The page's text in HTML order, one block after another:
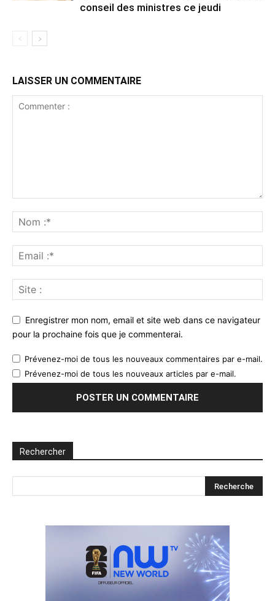
conseil des ministres ce jeudi
LAISSER UN COMMENTAIRE
Enregistrer mon nom, email et site web dans ce navigateur
pour la prochaine fois que je commenterai.
Prévenez-moi de tous les nouveaux commentaires par e-mail.
Prévenez-moi de tous les nouveaux articles par e-mail.
Rechercher